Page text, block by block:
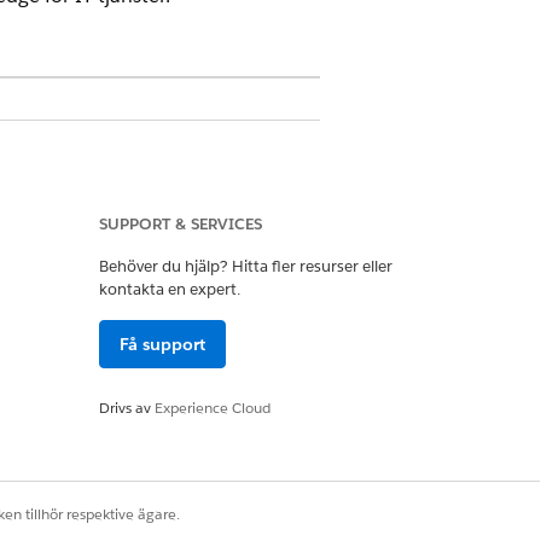
Användare i Inställningar,
i Salesforce Go.
dina Knowledge-författare och Skapa
tilldela lämpliga behörigheter.
SUPPORT & SERVICES
Behöver du hjälp? Hitta fler resurser eller
kontakta en expert.
Få support
Drivs av Experience Cloud
tillhör respektive ägare.